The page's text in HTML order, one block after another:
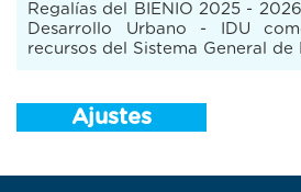
Regalías del BIENIO 2025 -
Desarrollo Urbano - IDU
recursos del Sistema General de
Ajustes